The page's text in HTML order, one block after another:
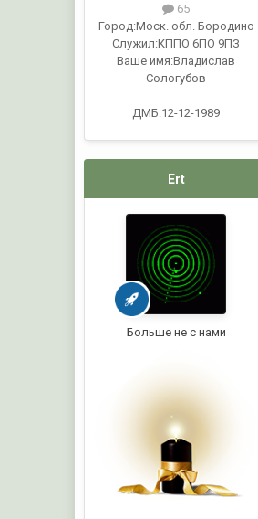
65
Город:Моск. обл. Бородино
Служил:КППО 6ПО 9ПЗ
Ваше имя:Владислав
Сологубов
ДМБ:12-12-1989
Ert
Больше не с нами